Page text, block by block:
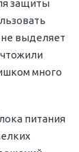
защиты
не выделяет
много
питания